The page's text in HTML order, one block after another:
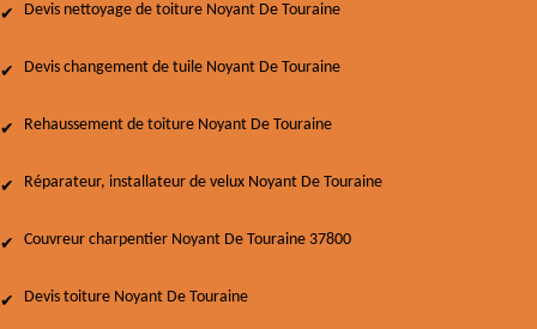
Devis nettoyage de toiture Noyant De Touraine
Devis changement de tuile Noyant De Touraine
Rehaussement de toiture Noyant De Touraine
Réparateur, installateur de velux Noyant De Touraine
Couvreur charpentier Noyant De Touraine 37800
Devis toiture Noyant De Touraine